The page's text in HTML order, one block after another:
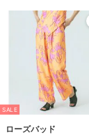
SALE
ローズバッド